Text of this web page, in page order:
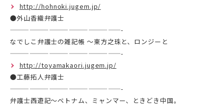
http://hohnoki.jugem.jp/
●外山香織弁護士
—————————————————-
なでしこ弁護士の雑記帳 ～東方之珠と、ロンジーと
—————————————————-
http://toyamakaori.jugem.jp/
●工藤拓人弁護士
—————————————————-
弁護士西遊記～ベトナム、ミャンマー、ときどき中国。